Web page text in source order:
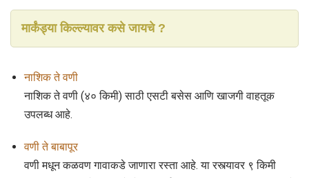
मार्कंड्या किल्ल्यावर कसे जायचे ?
नाशिक ते वणी
नाशिक ते वणी (४० किमी) साठी एसटी बसेस आणि खाजगी वाहतूक
उपलब्ध आहे.
वणी ते बाबापूर
वणी मधून कळवण गावाकडे जाणारा रस्ता आहे. या रस्त्यावर ९ किमी